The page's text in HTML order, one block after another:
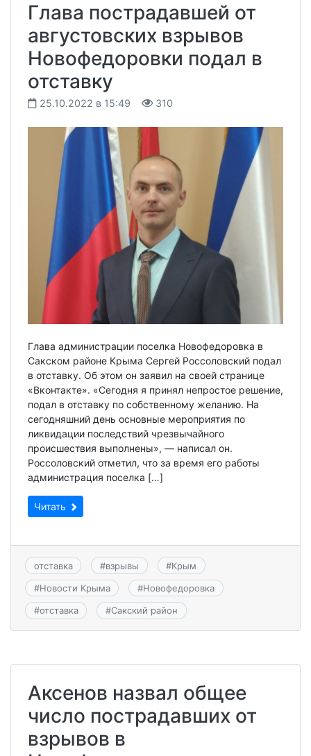
Глава пострадавшей от
августовских взрывов
Новофедоровки подал в
отставку
25.10.2022 в 15:49 310
Глава администрации поселка Новофедоровка в
Сакском районе Крыма Сергей Россоловский подал
в отставку. Об этом он заявил на своей странице
«Вконтакте». «Сегодня я принял непростое решение,
подал в отставку по собственному желанию. На
сегодняшний день основные мероприятия по
ликвидации последствий чрезвычайного
происшествия выполнены», — написал он.
Россоловский отметил, что за время его работы
администрация поселка […]
Читать
отставка #взрывы #Крым
#Новости Крыма #Новофедоровка
#отставка #Сакский район
Аксенов назвал общее
число пострадавших от
взрывов в